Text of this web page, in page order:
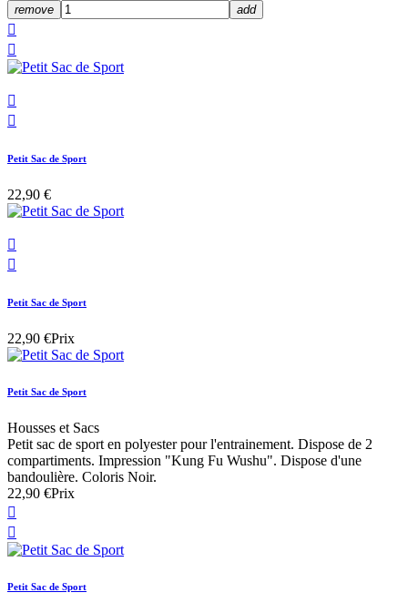
remove add




Petit Sac de Sport
22,90 €


Petit Sac de Sport
22,90 €Prix
Petit Sac de Sport
Housses et Sacs
Petit sac de sport en polyester pour l'entrainement. Dispose de 2
compartiments. Impression "Kung Fu Wushu". Dispose d'une
bandoulière. Coloris Noir.
22,90 €Prix


Petit Sac de Sport